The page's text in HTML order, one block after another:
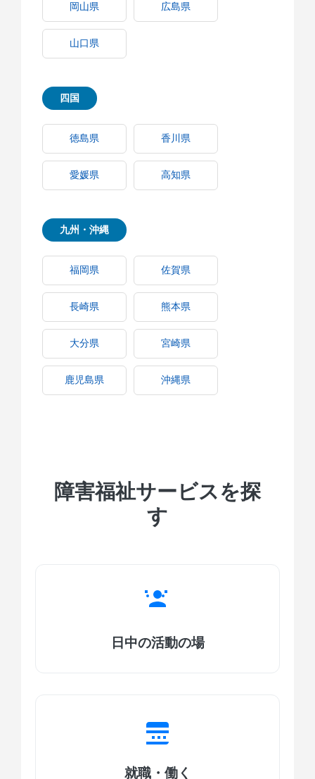
岡山県 広島県
山口県
四国
徳島県 香川県
愛媛県 高知県
九州・沖縄
福岡県 佐賀県
長崎県 熊本県
大分県 宮崎県
鹿児島県 沖縄県
障害福祉サービスを探
す
日中の活動の場
就職・働く